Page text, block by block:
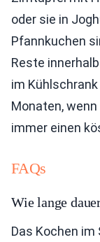
oder sie in
Pfannkuchen
Reste
im
Monaten,
immer einen
FAQs
Wie lange
Das Kochen